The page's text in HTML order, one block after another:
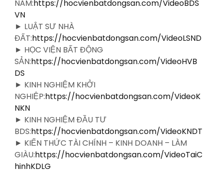
NAM:https://hocvienbatdongsan.com/VideoBDS
VN
► LUẬT SƯ NHÀ
ĐẤT:https://hocvienbatdongsan.com/VideoLSND
► HỌC VIỆN BẤT ĐỘNG
SẢN:https://hocvienbatdongsan.com/VideoHVB
DS
► KINH NGHIỆM KHỞI
NGHIỆP:https://hocvienbatdongsan.com/VideoK
NKN
► KINH NGHIỆM ĐẦU TƯ
BDS:https://hocvienbatdongsan.com/VideoKNDT
► KIẾN THỨC TÀI CHÍNH – KINH DOANH – LÀM
GIÀU:https://hocvienbatdongsan.com/VideoTaiC
hinhKDLG